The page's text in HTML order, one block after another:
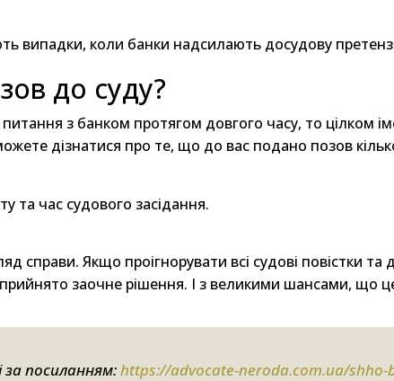
випадки, коли банки надсилають досудову
до суду?
з банком протягом довгого часу, то цілком
дізнатися про те, що до вас подано позов
та час судового засідання.
Якщо проігнорувати всі судові повістки та
заочне рішення. І з великими шансами, що
за посиланням:https://advocate-neroda.com.ua/shho-